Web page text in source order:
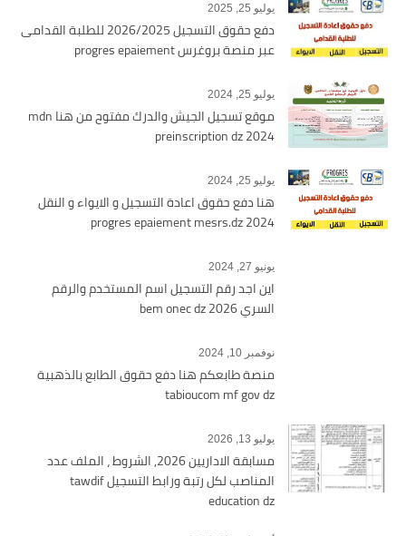
يوليو 25, 2025
دفع حقوق التسجيل 2026/2025 للطلبة القدامى
عبر منصة بروغرس progres epaiement
يوليو 25, 2024
موقع تسجيل الجيش والدرك مفتوح من هنا mdn
preinscription dz 2024
يوليو 25, 2024
هنا دفع حقوق اعادة التسجيل و الايواء و النقل
2024 progres epaiement mesrs.dz
يونيو 27, 2024
اين اجد رقم التسجيل اسم المستخدم والرقم
السري bem onec dz 2026
نوفمبر 10, 2024
منصة طابعكم هنا دفع حقوق الطابع بالذهبية
tabioucom mf gov dz
يوليو 13, 2026
مسابقة الاداريين 2026, الشروط ، الملف عدد
المناصب لكل رتبة ورابط التسجيل tawdif
education dz